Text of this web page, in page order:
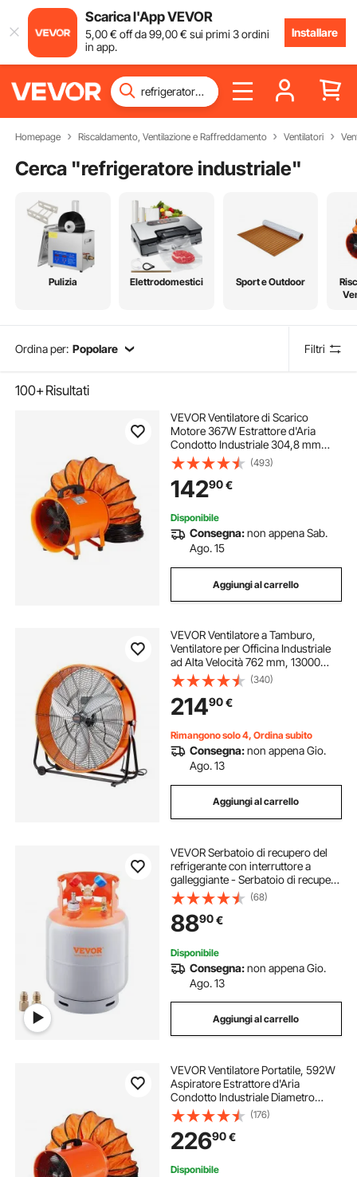
Scarica l'App VEVOR
5,00€ off da99,00€ sui primi 3 ordini
in app.
Installare
Homepage Riscaldamento, Ventilazione e Raffreddamento Ventilatori
Cerca "refrigeratore industriale"
Pulizia Elettrodomestici Sport e Outdoor
Ordina per: Popolare Filtri
100+Risultati
VEVOR Ventilatore di Scarico
Motore 367W Estrattore d'Aria
Condotto Industriale 304,8 mm
Tubo di Scarico Volume d'Aria 2574
CFM Ventilatore di Scarico per
Estrarre Fumo Velocità 2800
giri/min
(493)
14290€
Disponibile
Consegna:non appena Sab.
Ago. 15
Aggiungi al carrello
VEVOR Ventilatore a Tamburo,
Ventilatore per Officina Industriale
ad Alta Velocità 762 mm, 13000
CFM 3 Velocità con Inclinazione
Regolabile a 360°, Ventilatore
Industriale per Uso Commerciale
(340)
21490€
Rimangono solo 4, Ordina subito
Consegna:non appena Gio.
Ago. 13
Aggiungi al carrello
VEVOR Serbatoio di recupero del
refrigerante con interruttore a
galleggiante - Serbatoio di recupero
CA da 30 libbre con adattatore da
¼ a ½, serbatoio di recupero
riutilizzabile HVAC con tracce di N₂
(68)
8890€
Disponibile
Consegna:non appena Gio.
Ago. 13
Aggiungi al carrello
VEVOR Ventilatore Portatile, 592W
Aspiratore Estrattore d'Aria
Condotto Industriale Diametro
406,4 mm, Tubo Flessibile 5 m
Volume d'Aria 8792 m3/h 2 Marce
per Aspirare Polvere Fumo
Impermeabile IP44
(176)
22690€
Disponibile